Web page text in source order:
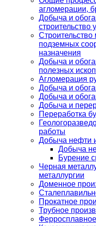
агломерации,
Добыча и
строительство
Строительство
подземных
назначения
Добыча и
полезных
Агломерация
Добыча и
Добыча и
Добыча и
Переработка
работы
Добыча нефти
Добыча
Бурение
Черная
металлургии
Доменное
Прокатное
Трубное